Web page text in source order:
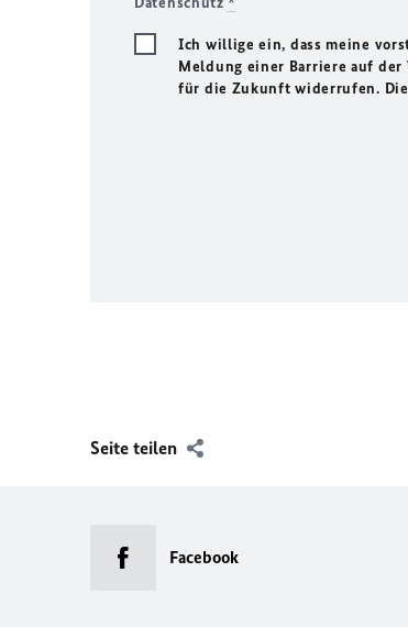
Ich willige ein, dass meine
Meldung einer Barriere auf
für die Zukunft widerrufen. Die
Seite teilen
Facebook